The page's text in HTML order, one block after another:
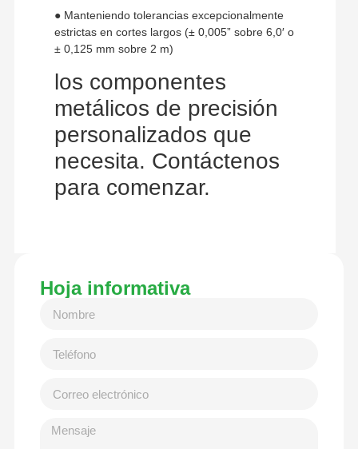
● Manteniendo tolerancias excepcionalmente
estrictas en cortes largos (± 0,005” sobre 6,0′ o
± 0,125 mm sobre 2 m)
los componentes
metálicos de precisión
personalizados que
necesita. Contáctenos
para comenzar.
Hoja informativa